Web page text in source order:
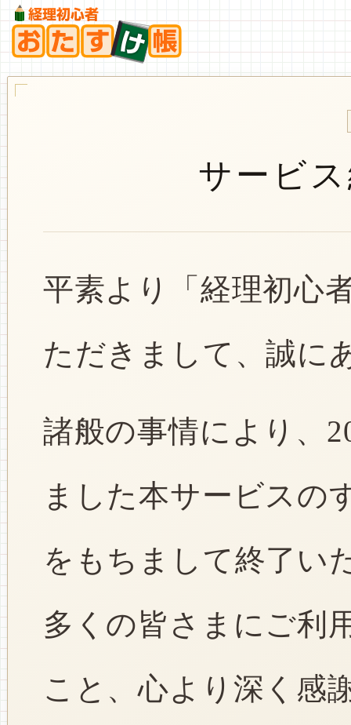
サービ
平素より「経理初心
ただきまして、誠に
諸般の事情により、
ました本サービスの
をもちまして終了い
多くの皆さまにご利
こと、心より深く感